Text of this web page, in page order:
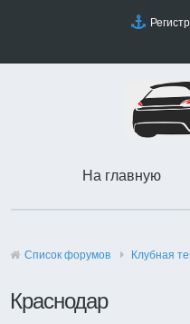
На главную
Список форумов Клубная
Краснодар